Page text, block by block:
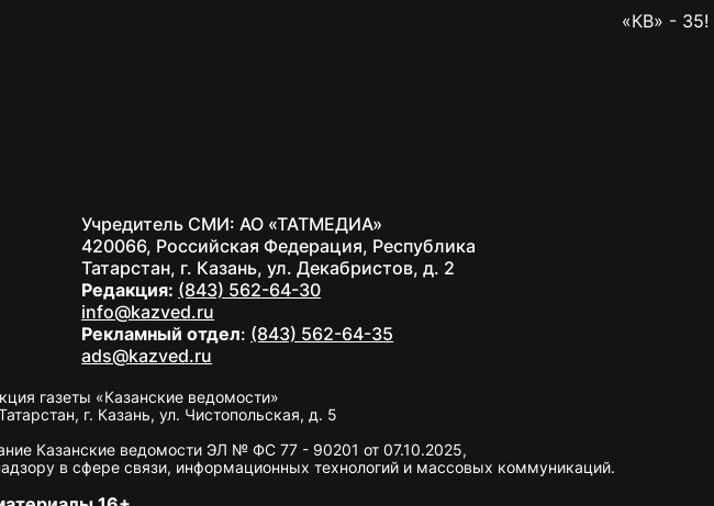
«КВ» - 35!
Учредитель СМИ: АО «ТАТМЕДИА»
420066, Российская Федерация, Республика
Татарстан, г. Казань, ул. Декабристов, д. 2
Редакция: (843) 562-64-30
info@kazved.ru
Рекламный отдел: (843) 562-64-35
ads@kazved.ru
газеты «Казанские ведомости»
г. Казань, ул. Чистопольская, д. 5
Казанские ведомости ЭЛ № ФС 77 - 90201 от 07.10.2025,
в сфере связи, информационных технологий и массовых коммуникаций.